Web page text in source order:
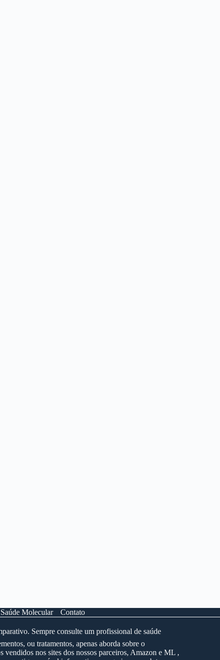
Molecular Contato
Sempre consulte um profissional de saúde
ou tratamentos, apenas aborda sobre o
vendidos nos sites dos nossos parceiros, Amazon e ML ,